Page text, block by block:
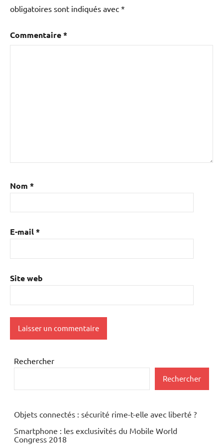
obligatoires sont indiqués avec *
Commentaire*
Nom *
E-mail*
Site web
Rechercher
Rechercher
Objets connectés : sécurité rime-t-elle avec liberté ?
Smartphone : les exclusivités du Mobile World
Congress 2018